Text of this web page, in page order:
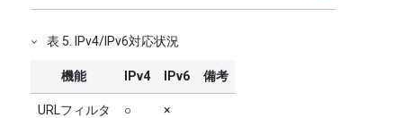
表 5. IPv4/IPv6対応状況
機能 IPv4 IPv6 備考
URLフィルタ ○ ×